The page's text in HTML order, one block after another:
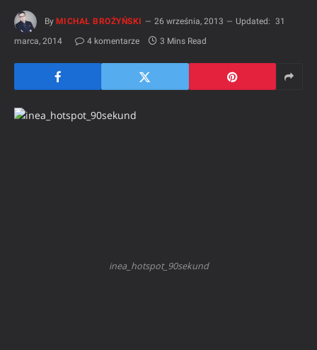
By MICHAŁ BROŻYŃSKI 26 września, 2013 Updated: 31
marca, 2014
4 komentarze 3 Mins Read
inea_hotspot_90sekund